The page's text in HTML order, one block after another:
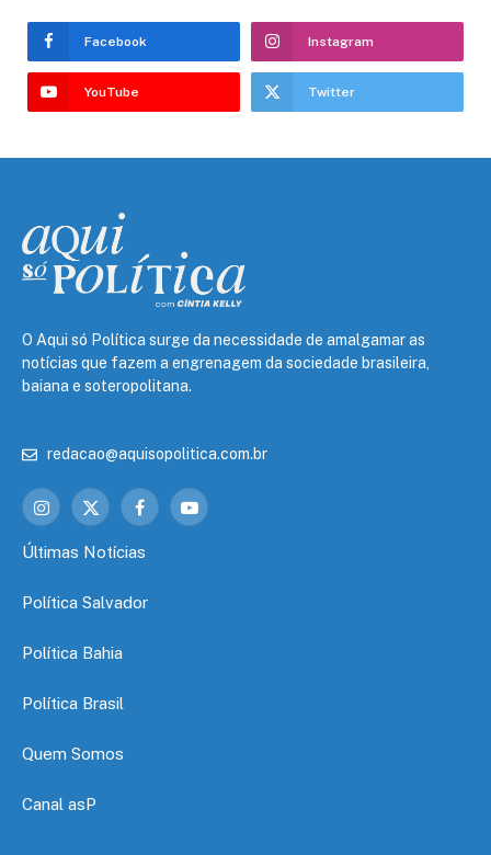
Facebook Instagram
YouTube Twitter
O Aqui só Política surge da necessidade de amalgamar as
notícias que fazem a engrenagem da sociedade brasileira,
baiana e soteropolitana.
redacao@aquisopolitica.com.br
Instagram
X
FacebookYouTube
Últimas Notícias
Política Salvador
Política Bahia
Política Brasil
Quem Somos
Canal asP